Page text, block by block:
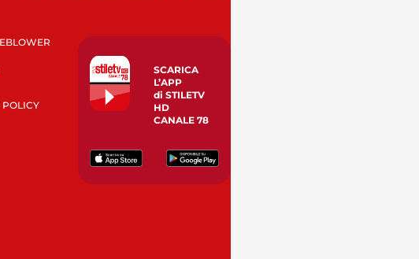
SCARICA
L’APP
di STILETV
HD
CANALE 78